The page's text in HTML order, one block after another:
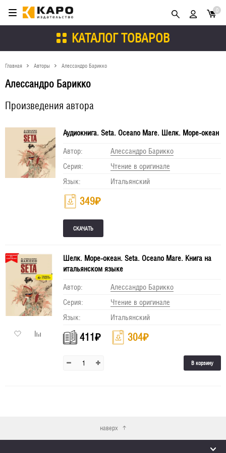
КАТАЛОГ ТОВАРОВ
0
Главная Авторы Алессандро Барикко
Алессандро Барикко
Произведения автора
Аудиокнига. Seta. Oceano Mare. Шелк. Море-океан
Автор:
Алессандро Барикко
Серия:
Чтение в оригинале
Язык:
Итальянский
349₽
Шелк. Море-океан. Seta. Oceano Mare. Книга на
итальянском языке
Автор:
Алессандро Барикко
Серия:
Чтение в оригинале
Язык:
Итальянский
411₽ 304₽
В корзину
наверх